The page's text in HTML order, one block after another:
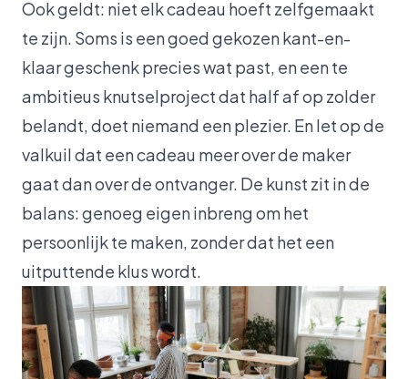
Ook geldt: niet elk cadeau hoeft zelfgemaakt
te zijn. Soms is een goed gekozen kant-en-
klaar geschenk precies wat past, en een te
ambitieus knutselproject dat half af op zolder
belandt, doet niemand een plezier. En let op de
valkuil dat een cadeau meer over de maker
gaat dan over de ontvanger. De kunst zit in de
balans: genoeg eigen inbreng om het
persoonlijk te maken, zonder dat het een
uitputtende klus wordt.